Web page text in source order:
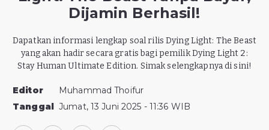
Dijamin Berhasil!
Dapatkan informasi lengkap soal rilis Dying Light: The Beast
yang akan hadir secara gratis bagi pemilik Dying Light 2:
Stay Human Ultimate Edition. Simak selengkapnya di sini!
Editor
Muhammad Thoifur
Tanggal Jumat, 13 Juni 2025 - 11:36 WIB